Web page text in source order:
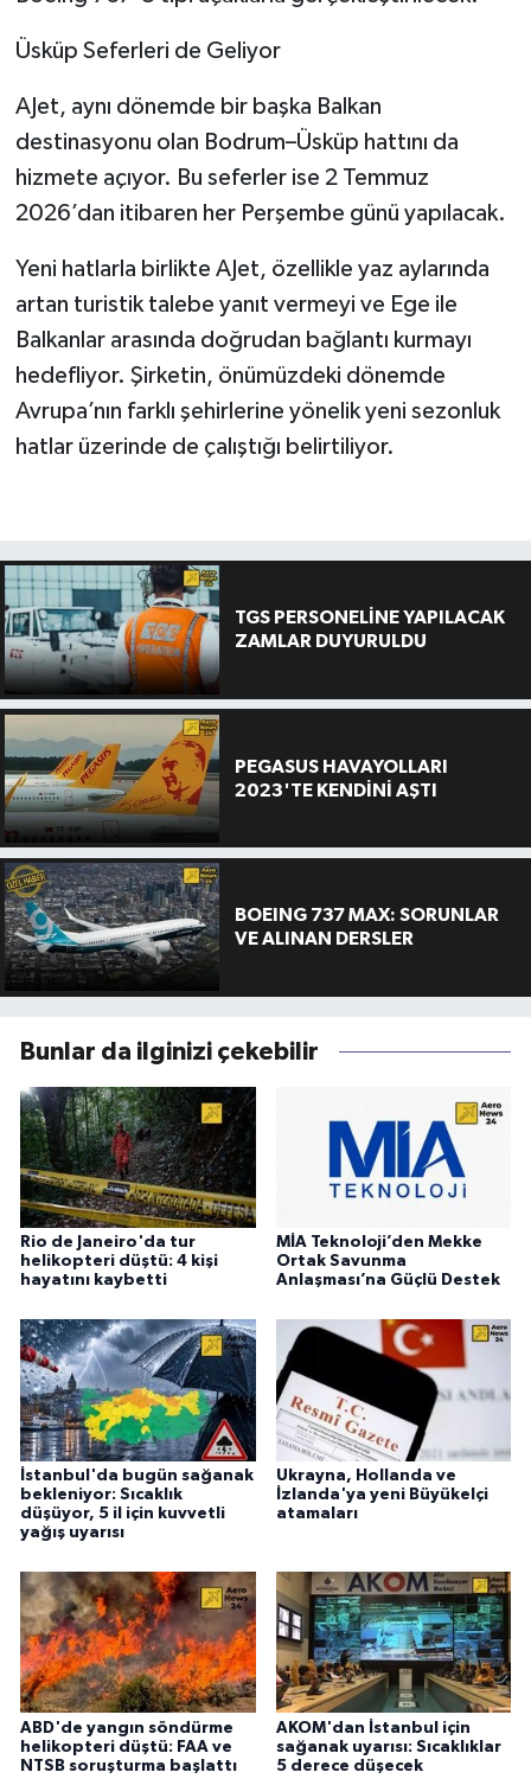
Üsküp Seferleri de Geliyor
AJet, aynı dönemde bir başka Balkan
destinasyonu olan Bodrum–Üsküp hattını da
hizmete açıyor. Bu seferler ise 2 Temmuz
2026’dan itibaren her Perşembe günü yapılacak.
Yeni hatlarla birlikte AJet, özellikle yaz aylarında
artan turistik talebe yanıt vermeyi ve Ege ile
Balkanlar arasında doğrudan bağlantı kurmayı
hedefliyor. Şirketin, önümüzdeki dönemde
Avrupa’nın farklı şehirlerine yönelik yeni sezonluk
hatlar üzerinde de çalıştığı belirtiliyor.
TGS PERSONELİNE YAPILACAK
ZAMLAR DUYURULDU
PEGASUS HAVAYOLLARI
2023'TE KENDİNİ AŞTI
BOEING 737 MAX: SORUNLAR
VE ALINAN DERSLER
Bunlar da ilginizi çekebilir
Rio de Janeiro'da tur
helikopteri düştü: 4 kişi
hayatını kaybetti
MİA Teknoloji’den Mekke
Ortak Savunma
Anlaşması’na Güçlü Destek
İstanbul'da bugün sağanak
bekleniyor: Sıcaklık
düşüyor, 5 il için kuvvetli
yağış uyarısı
Ukrayna, Hollanda ve
İzlanda'ya yeni Büyükelçi
atamaları
ABD'de yangın söndürme
helikopteri düştü: FAA ve
NTSB soruşturma başlattı
AKOM'dan İstanbul için
sağanak uyarısı: Sıcaklıklar
5 derece düşecek